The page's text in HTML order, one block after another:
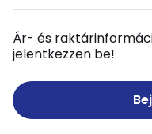
Ár- és
jelentkezzen be!